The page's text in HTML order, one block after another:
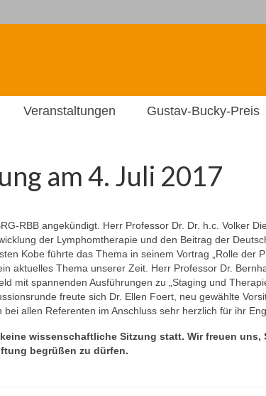
Veranstaltungen Gustav-Bucky-Preis
am 4. Juli 2017
RBB angekündigt. Herr Professor Dr. Dr. h.c. Volker
der Lymphomtherapie und den Beitrag der
Kobe führte das Thema in seinem Vortrag „Rolle der
aktuelles Thema unserer Zeit. Herr Professor Dr.
mit spannenden Ausführungen zu „Staging und
freute sich Dr. Ellen Foert, neu gewählte
allen Referenten im Anschluss sehr herzlich für ihr
wissenschaftliche Sitzung statt. Wir freuen uns,
begrüßen zu dürfen.